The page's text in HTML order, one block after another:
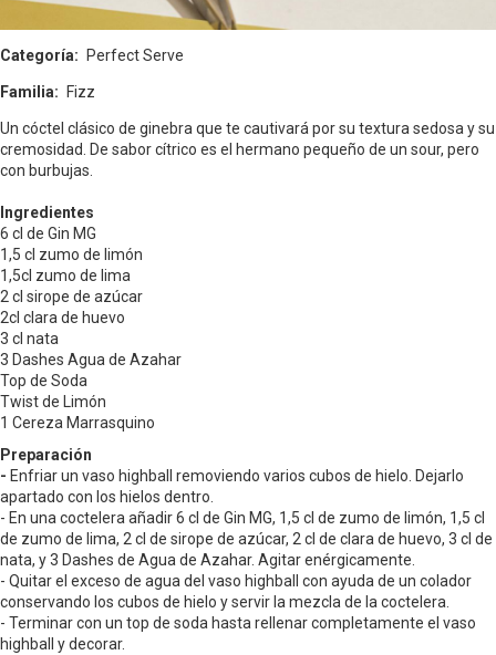
Categoría Perfect Serve
Familia Fizz
Un cóctel clásico de ginebra que te cautivará por su textura sedosa y su
cremosidad. De sabor cítrico es el hermano pequeño de un sour, pero
con burbujas.
Ingredientes
6 cl de Gin MG
1,5 cl zumo de limón
1,5cl zumo de lima
2 cl sirope de azúcar
2cl clara de huevo
3 cl nata
3 Dashes Agua de Azahar
Top de Soda
Twist de Limón
1 Cereza Marrasquino
Preparación
- Enfriar un vaso highball removiendo varios cubos de hielo. Dejarlo
apartado con los hielos dentro.
- En una coctelera añadir 6 cl de Gin MG, 1,5 cl de zumo de limón, 1,5 cl
de zumo de lima, 2 cl de sirope de azúcar, 2 cl de clara de huevo, 3 cl de
nata, y 3 Dashes de Agua de Azahar. Agitar enérgicamente.
- Quitar el exceso de agua del vaso highball con ayuda de un colador
conservando los cubos de hielo y servir la mezcla de la coctelera.
- Terminar con un top de soda hasta rellenar completamente el vaso
highball y decorar.